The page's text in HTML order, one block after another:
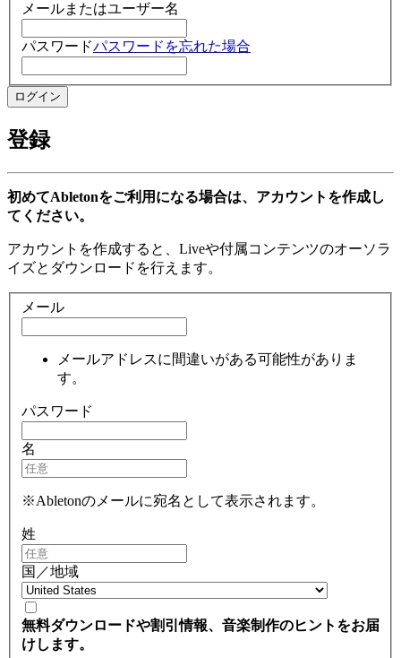
メールまたはユーザー名
パスワードパスワードを忘れた場合
登録
初めてAbletonをご利用になる場合は、アカウントを作成し
てください。
アカウントを作成すると、Liveや付属コンテンツのオーソラ
イズとダウンロードを行えます。
メール
メールアドレスに間違いがある可能性がありま
す。
パスワード
名
※Abletonのメールに宛名として表示されます。
姓
国／地域
無料ダウンロードや割引情報、音楽制作のヒントをお届
けします。